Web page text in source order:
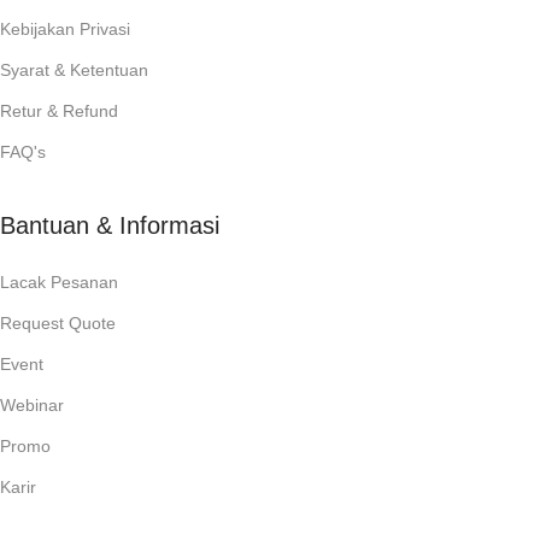
Kebijakan Privasi
Syarat & Ketentuan
Retur & Refund
FAQ's
Bantuan & Informasi
Lacak Pesanan
Request Quote
Event
Webinar
Promo
Karir